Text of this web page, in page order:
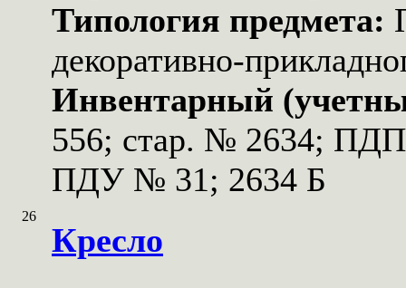
Типология предмета:
декоративно-
Инвентарный
556; стар. № 2634;
ПДУ № 31; 2634 Б
26
Кресло